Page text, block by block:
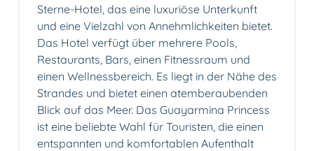
Sterne-Hotel, das eine luxuriöse Unterkunft
und eine Vielzahl von Annehmlichkeiten bietet.
Das Hotel verfügt über mehrere Pools,
Restaurants, Bars, einen Fitnessraum und
einen Wellnessbereich. Es liegt in der Nähe des
Strandes und bietet einen atemberaubenden
Blick auf das Meer. Das Guayarmina Princess
ist eine beliebte Wahl für Touristen, die einen
entspannten und komfortablen Aufenthalt